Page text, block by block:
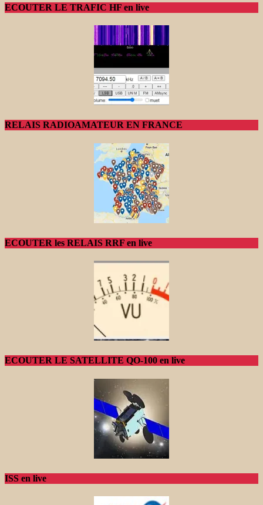
ECOUTER LE TRAFIC HF en live
RELAIS RADIOAMATEUR EN FRANCE
ECOUTER les RELAIS RRF en live
ECOUTER LE SATELLITE QO-100 en live
ISS en live